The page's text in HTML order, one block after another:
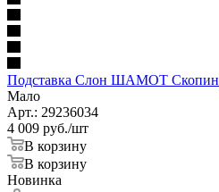
Подставка Слон ШАМОТ Скопин
Мало
Арт.: 29236034
4 009 руб./шт
В корзину
В корзину
Новинка